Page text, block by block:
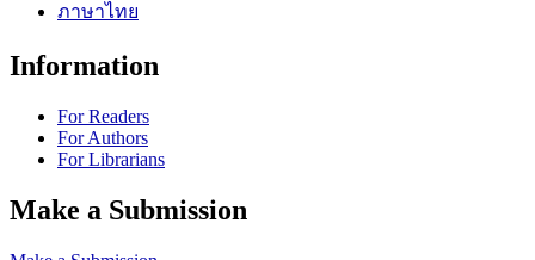
ภาษาไทย
Information
For Readers
For Authors
For Librarians
Make a Submission